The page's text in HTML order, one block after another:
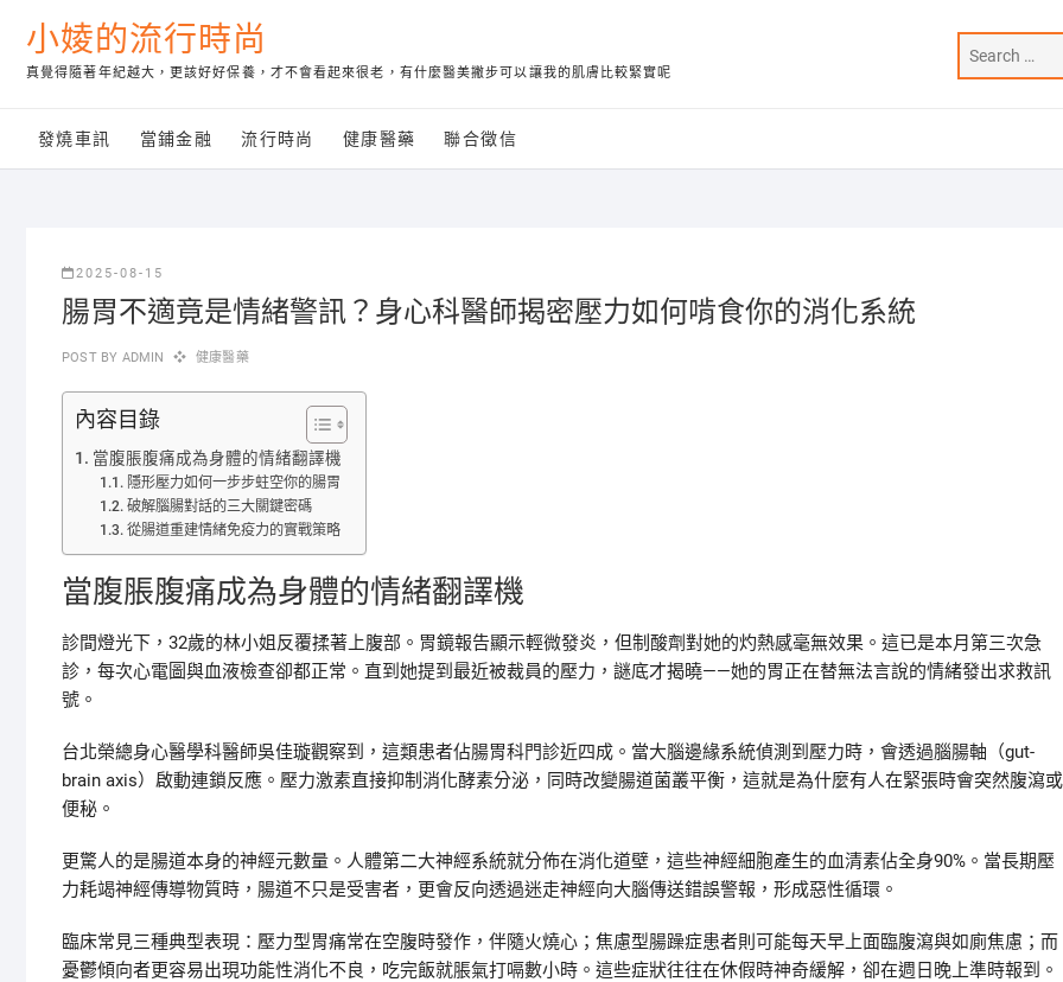
content
小婈的流行時尚
真覺得隨著年紀越大，更該好好保養，才不會看起來很老，有什麼醫美撇步可以讓我的肌膚比較緊實呢
發燒車訊 當鋪金融 流行時尚 健康醫藥 聯合徵信
2025-08-15
腸胃不適竟是情緒警訊？身心科醫師揭密壓力如何啃食你的消化系統
POST BY ADMIN 健康醫藥
內容目錄
當腹脹腹痛成為身體的情緒翻譯機
隱形壓力如何一步步蛀空你的腸胃
破解腦腸對話的三大關鍵密碼
從腸道重建情緒免疫力的實戰策略
當腹脹腹痛成為身體的情緒翻譯機
診間燈光下，32歲的林小姐反覆揉著上腹部。胃鏡報告顯示輕微發炎，但制酸劑對她的灼熱感毫無效果。這已是本月第三次急
診，每次心電圖與血液檢查卻都正常。直到她提到最近被裁員的壓力，謎底才揭曉——她的胃正在替無法言說的情緒發出求救訊
號。
台北榮總身心醫學科醫師吳佳璇觀察到，這類患者佔腸胃科門診近四成。當大腦邊緣系統偵測到壓力時，會透過腦腸軸（gut-
brain axis）啟動連鎖反應。壓力激素直接抑制消化酵素分泌，同時改變腸道菌叢平衡，這就是為什麼有人在緊張時會突然腹瀉或
便秘。
更驚人的是腸道本身的神經元數量。人體第二大神經系統就分佈在消化道壁，這些神經細胞產生的血清素佔全身90%。當長期壓
力耗竭神經傳導物質時，腸道不只是受害者，更會反向透過迷走神經向大腦傳送錯誤警報，形成惡性循環。
臨床常見三種典型表現：壓力型胃痛常在空腹時發作，伴隨火燒心；焦慮型腸躁症患者則可能每天早上面臨腹瀉與如廁焦慮；而
憂鬱傾向者更容易出現功能性消化不良，吃完飯就脹氣打嗝數小時。這些症狀往往在休假時神奇緩解，卻在週日晚上準時報到。